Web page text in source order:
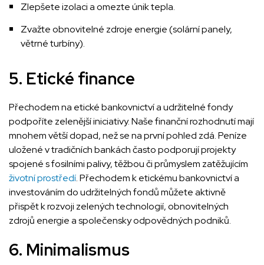
Zlepšete izolaci a omezte únik tepla.
Zvažte obnovitelné zdroje energie (solární panely,
větrné turbíny).
5. Etické finance
Přechodem na etické bankovnictví a udržitelné fondy
podpoříte zelenější iniciativy. Naše finanční rozhodnutí mají
mnohem větší dopad, než se na první pohled zdá. Peníze
uložené v tradičních bankách často podporují projekty
spojené s fosilními palivy, těžbou či průmyslem zatěžujícím
životní prostředí. Přechodem k etickému bankovnictví a
investováním do udržitelných fondů můžete aktivně
přispět k rozvoji zelených technologií, obnovitelných
zdrojů energie a společensky odpovědných podniků.
6. Minimalismus